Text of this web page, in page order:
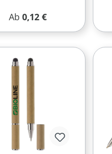
Regulärer Preis:
Ab0,12 €